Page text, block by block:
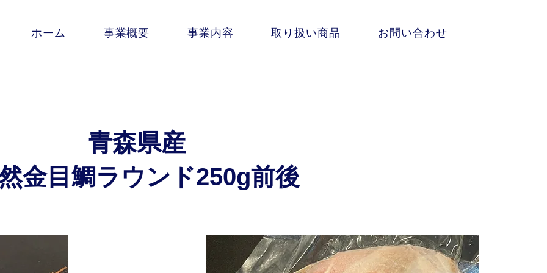
ホーム 事業概要 事業内容 取り扱い商品 お問い合わせ
青森県産
金目鯛ラウンド250g前後